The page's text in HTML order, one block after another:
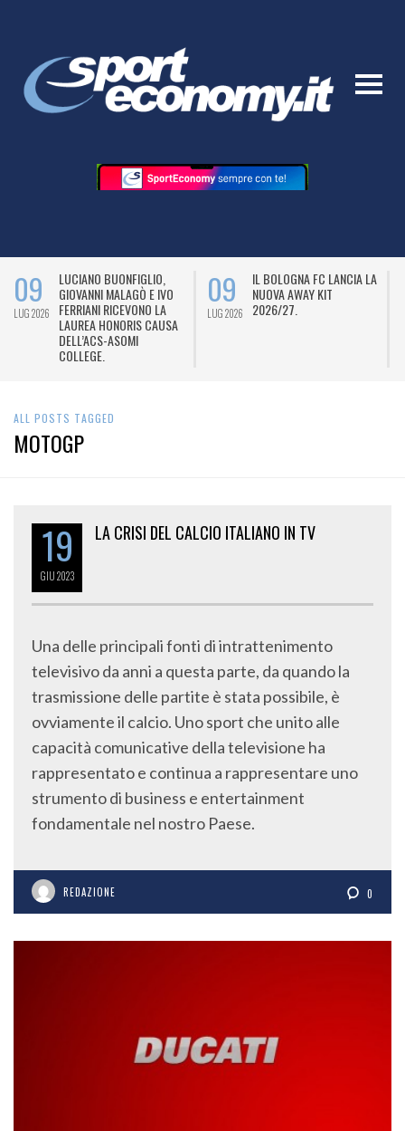
09
LUG 2026
LUCIANO BUONFIGLIO,
GIOVANNI MALAGÒ E IVO
FERRIANI RICEVONO LA
LAUREA HONORIS CAUSA
DELL’ACS-ASOMI
COLLEGE.
09
LUG 2026
IL BOLOGNA FC LANCIA LA
NUOVA AWAY KIT
2026/27.
ALL POSTS TAGGED
MOTOGP
19
GIU2023
LA CRISI DEL CALCIO ITALIANO IN TV
Una delle principali fonti di intrattenimento
televisivo da anni a questa parte, da quando la
trasmissione delle partite è stata possibile, è
ovviamente il calcio. Uno sport che unito alle
capacità comunicative della televisione ha
rappresentato e continua a rappresentare uno
strumento di business e entertainment
fondamentale nel nostro Paese.
REDAZIONE 0